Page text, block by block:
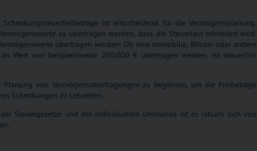
ist entscheidend für die Vermögensplanung.
so übertragen werden, dass die Steuerlast minimiert wird.
übertragen werden: Ob eine Immobilie, Bitcoin oder andere
Wert von beispielsweise 200.000 € übertragen werden, ist steuerlich
von Vermögensübertragungen zu beginnen, um die Freibeträge
Schenkungen zu Lebzeiten.
Steuergesetze und der individuellen Umstände ist es ratsam sich von